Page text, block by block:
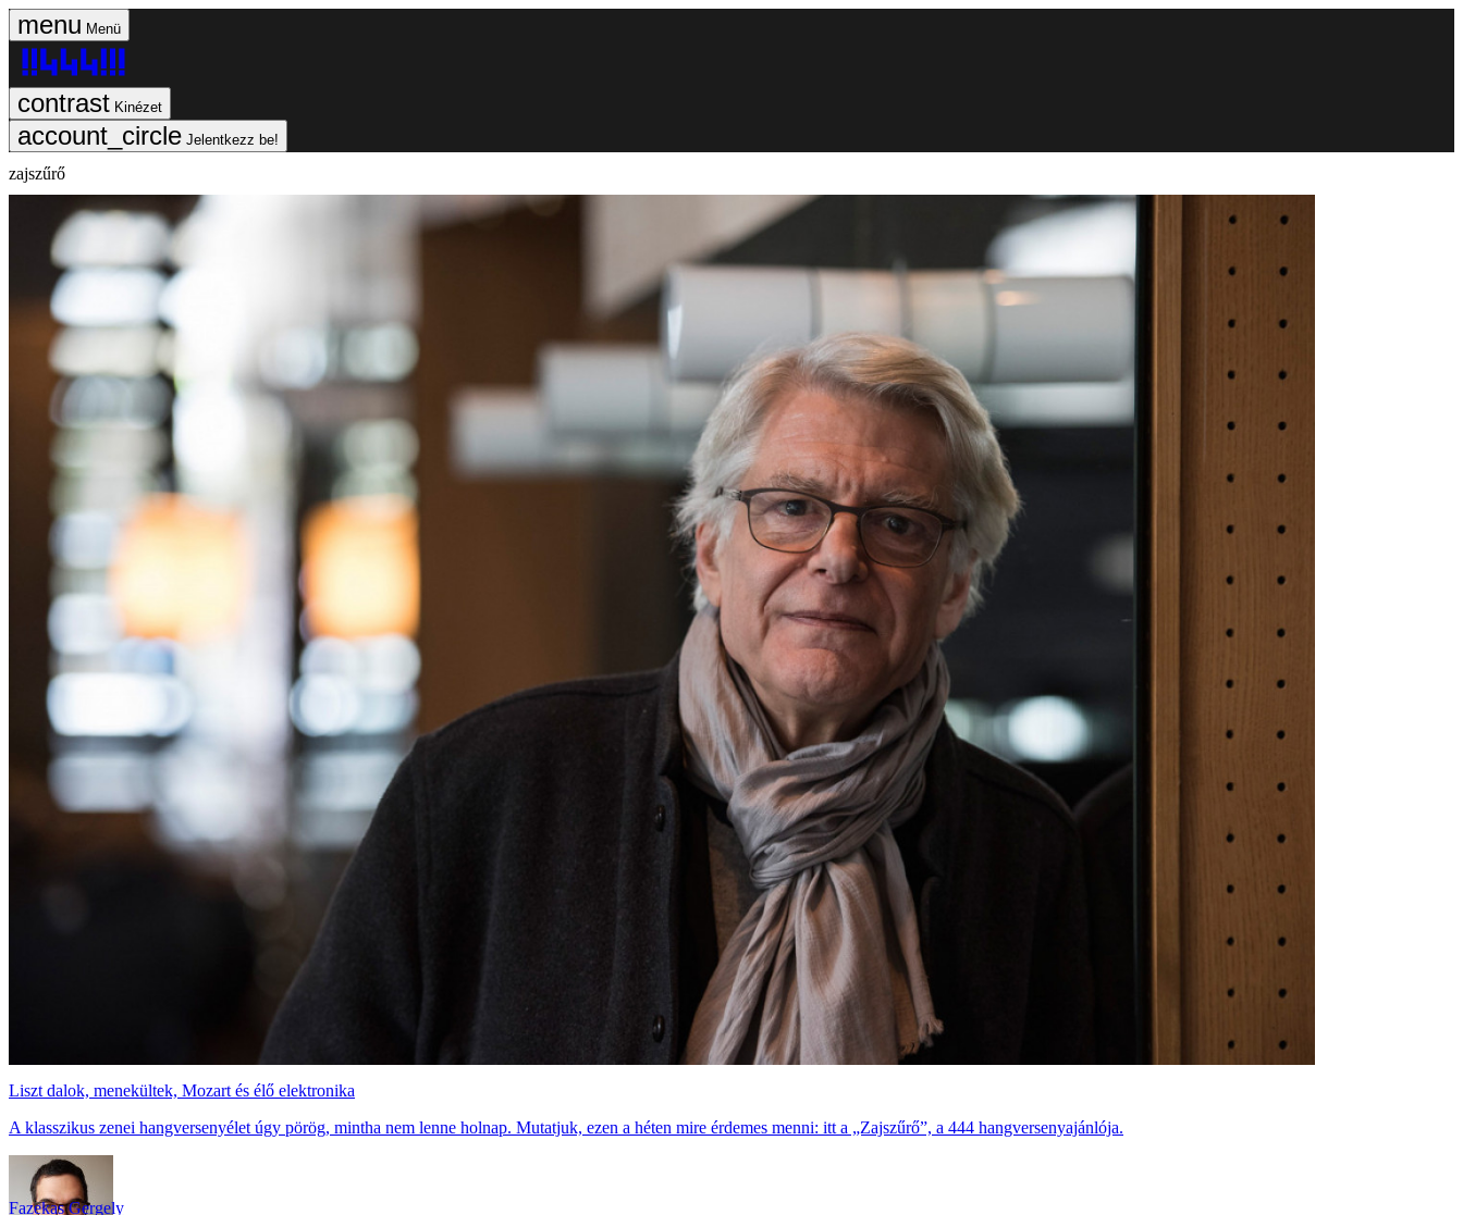
Menü
Kinézet
Jelentkezz be!
zajszűrő
Liszt dalok, menekültek, Mozart és élő elektronika
A klasszikus zenei hangversenyélet úgy pörög, mintha nem lenne holnap. Mutatjuk, ezen a héten mire érdemes menni: itt a „Zajszűrő”, a 444 hangversenyajánlója.
Fazekas Gergely